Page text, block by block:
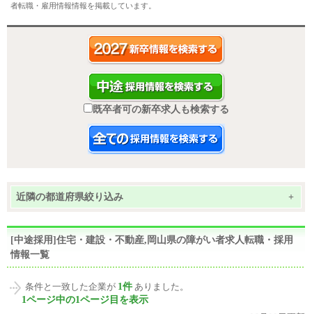
者転職・雇用情報情報を掲載しています。
既卒者可の新卒求人も検索する
近隣の都道府県絞り込み +
[中途採用]住宅・建設・不動産,岡山県の障がい者求人転職・採用
情報一覧
条件と一致した企業が 1件 ありました。
1ページ中の1ページ目を表示